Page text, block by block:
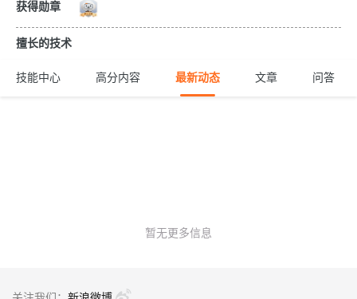
获得勋章
擅长的技术
技能中心 高分内容 最新动态 文章 问答
暂无更多信息